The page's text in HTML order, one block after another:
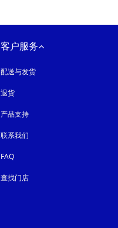
客户服务
配送与发货
退货
产品支持
联系我们
FAQ
查找门店